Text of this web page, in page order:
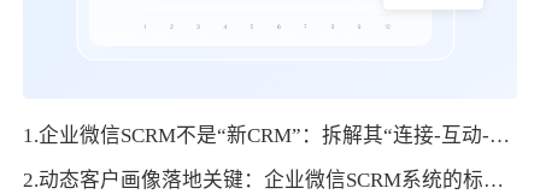
1.企业微信SCRM不是“新CRM”：拆解其“连接-互动-裂变”的底层逻辑
2.动态客户画像落地关键：企业微信SCRM系统的标签管理策略